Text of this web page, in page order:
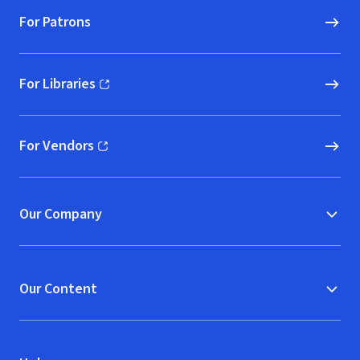
For Patrons
For Libraries
(opens in new window)
For Vendors
(opens in new window)
Our Company
Our Content